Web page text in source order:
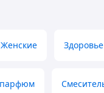
Женские Здоровье